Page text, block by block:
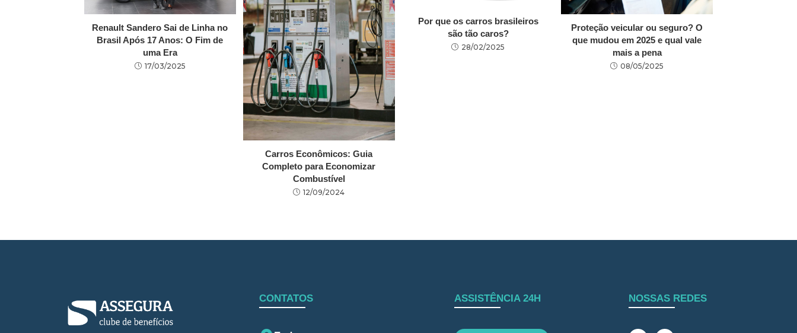
Renault Sandero Sai de Linha no
Brasil Após 17 Anos: O Fim de
uma Era
17/03/2025
Carros Econômicos: Guia
Completo para Economizar
Combustível
12/09/2024
Por que os carros brasileiros
são tão caros?
28/02/2025
Proteção veicular ou seguro? O
que mudou em 2025 e qual vale
mais a pena
08/05/2025
CONTATOS ASSISTÊNCIA 24H NOSSAS REDES